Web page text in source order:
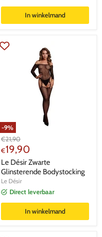
In winkelmand
-9%
Oorspronkelijke
prijs
€21,90
Huidige
prijs
€19,90
Le Désir Zwarte
Glinsterende Bodystocking
Le Désir
Direct leverbaar
In winkelmand